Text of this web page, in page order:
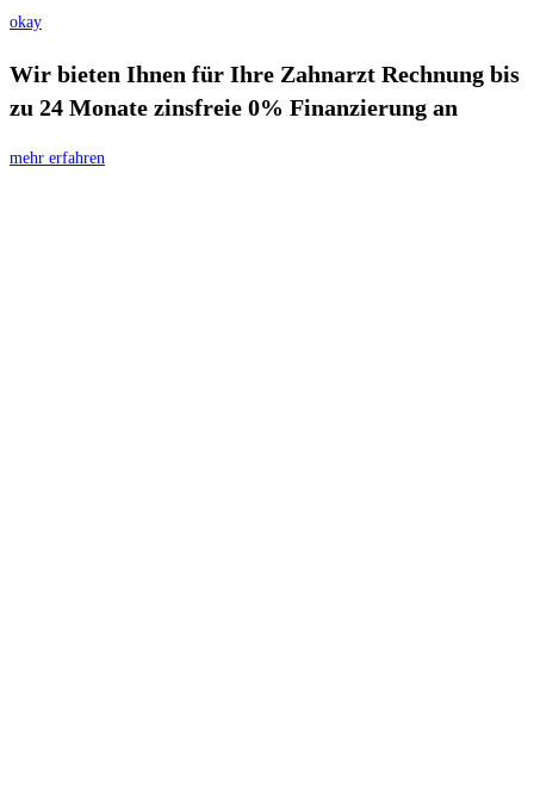
okay
Wir bieten Ihnen für Ihre Zahnarzt Rechnung bis
zu 24 Monate zinsfreie 0% Finanzierung an
mehr erfahren